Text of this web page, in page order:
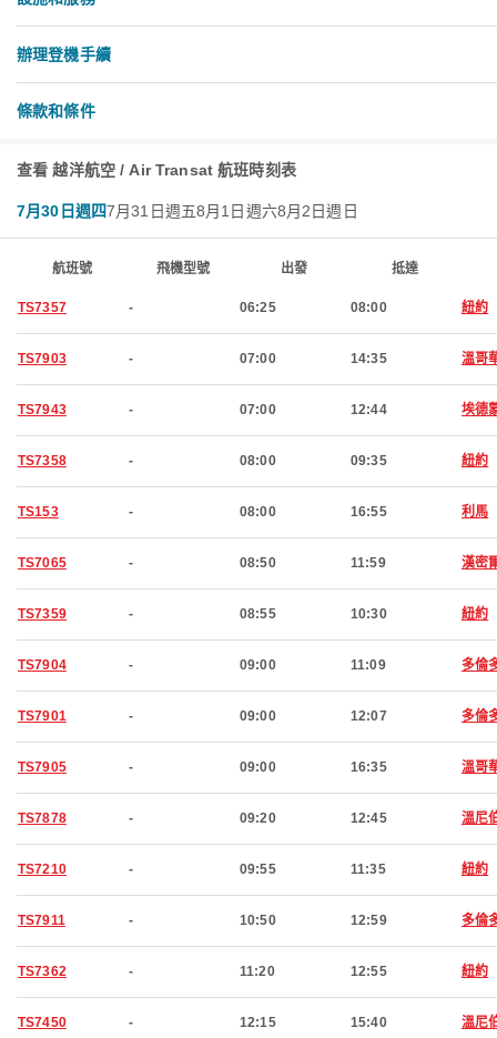
辦理登機手續
條款和條件
查看 越洋航空 / Air Transat 航班時刻表
7月30日週四7月31日週五8月1日週六8月2日週日
航班號 飛機型號 出發 抵達
TS7357 - 06:25 08:00 紐約
TS7903 - 07:00 14:35 溫哥
TS7943 - 07:00 12:44 埃德
TS7358 - 08:00 09:35 紐約
TS153 - 08:00 16:55 利馬
TS7065 - 08:50 11:59 漢密
TS7359 - 08:55 10:30 紐約
TS7904 - 09:00 11:09 多倫
TS7901 - 09:00 12:07 多倫
TS7905 - 09:00 16:35 溫哥
TS7878 - 09:20 12:45 溫尼
TS7210 - 09:55 11:35 紐約
TS7911 - 10:50 12:59 多倫
TS7362 - 11:20 12:55 紐約
TS7450 - 12:15 15:40 溫尼